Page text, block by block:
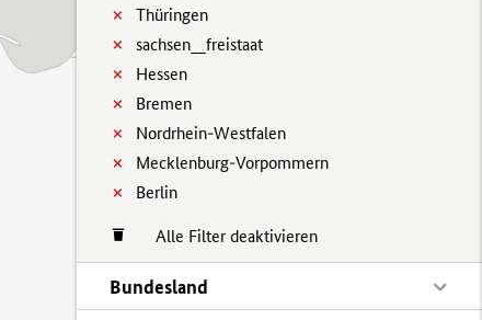
Thüringen
sachsen__freistaat
Hessen
Bremen
Nordrhein-Westfalen
Mecklenburg-Vorpommern
Berlin
Alle Filter deaktivieren
Bundesland